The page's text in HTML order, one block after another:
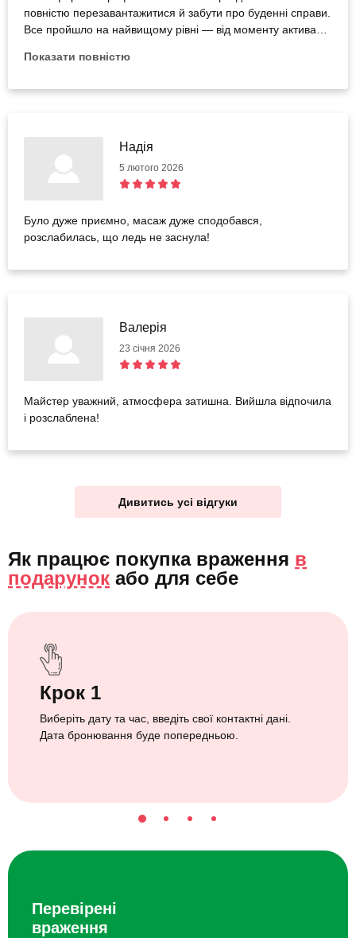
повністю перезавантажитися й забути про буденні справи.
Все пройшло на найвищому рівні — від моменту активації
спільного часу з чоловіком, щоб відновити сили та
хто шукає якісний відпочинок!
Показати повністю
Надія
5 лютого 2026
Було дуже приємно, масаж дуже сподобався,
розслабилась, що ледь не заснула!
Валерія
23 січня 2026
Майстер уважний, атмосфера затишна. Вийшла відпочила
і розслаблена!
Дивитись усі відгуки
Як працює покупка враження в
подарунок або для себе
Крок 1
Виберіть дату та час, введіть свої контактні дані.
Дата бронювання буде попередньою.
Перевірені
враження